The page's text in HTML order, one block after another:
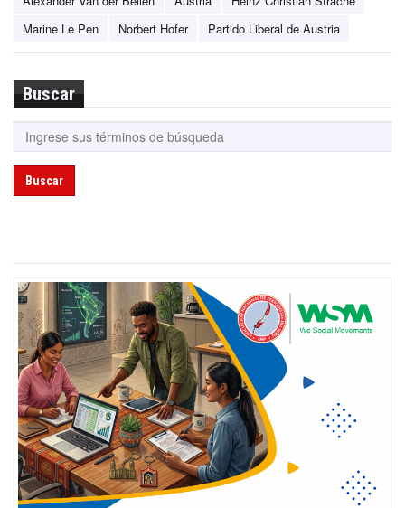
Marine Le Pen
Norbert Hofer Partido Liberal de Austria
Buscar
Buscar